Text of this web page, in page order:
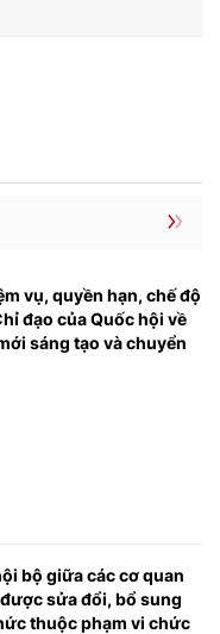
vụ, quyền hạn, chế độ
đạo của Quốc hội về
sáng tạo và chuyển
bộ giữa các cơ quan
sửa đổi, bổ sung
thuộc phạm vi chức